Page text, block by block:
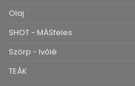
Olaj
SHOT - MÁSfeles
Szörp - Ivólé
TEÁK